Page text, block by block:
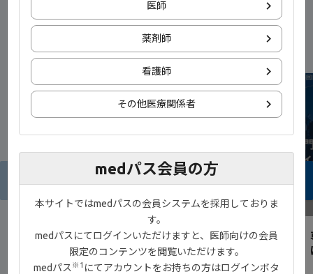
新着コンテンツ
NEW
9:38
IBD患者と医師の薬剤選択における重視事項
とジセレカ ®錠の有用性
医師
薬剤師
看護師
その他医療関係者
medパス会員の方
本サイトではmedパスの会員システムを採用しておりま
す。
medパスにてログインいただけますと、医師向けの会員
限定のコンテンツを閲覧いただけます。
medパス ※1 にてアカウントをお持ちの方はログインボタ